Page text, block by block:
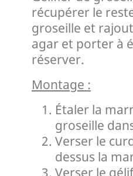
récupérer le
groseille et
agar et porter à
réserver.
Montage :
Étaler la
groseille
Verser le
dessus la
Verser le